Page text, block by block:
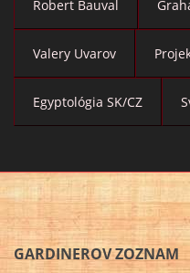
Robert Bauval
Valery Uvarov
Egyptológia SK/CZ
GARDINEROV ZOZNAM